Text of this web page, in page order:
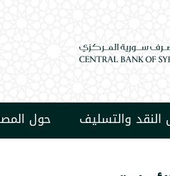
والتسليف حول